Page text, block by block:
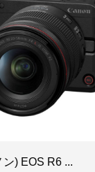
) EOS R6 ...